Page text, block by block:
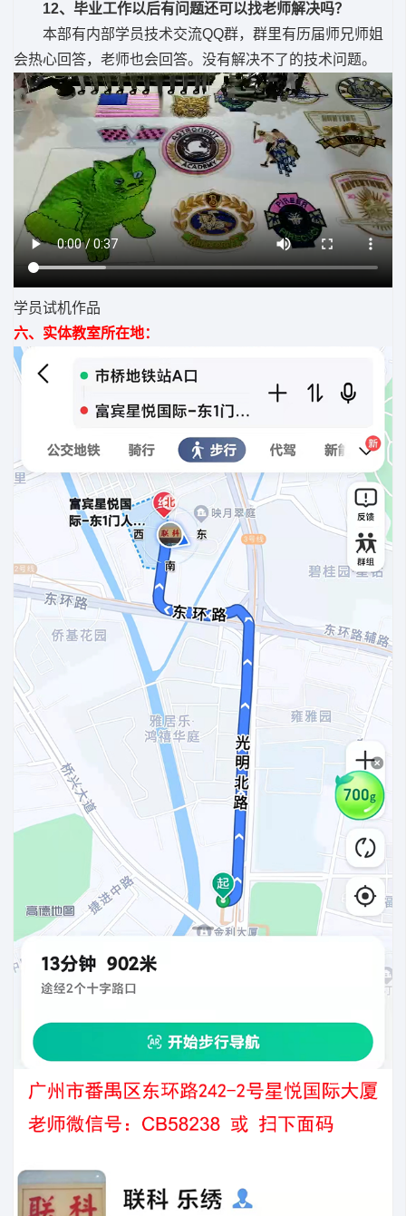
12、毕业工作以后有问题还可以找老师解决吗？
本部有内部学员技术交流QQ群，群里有历届师兄师姐
会热心回答，老师也会回答。没有解决不了的技术问题。
学员试机作品
六、实体教室所在地：